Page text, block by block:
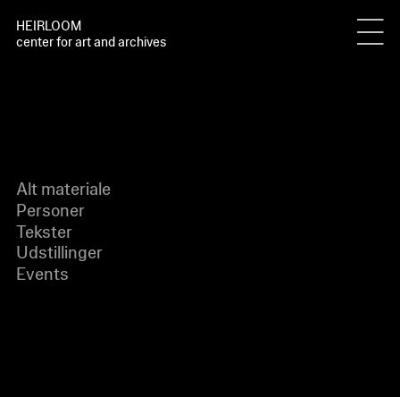
HEIRLOOM
center for art and archives
Alt materiale
Personer
Tekster
Udstillinger
Events